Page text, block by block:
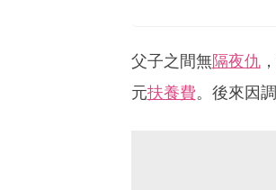
父子之間無隔夜仇
元扶養費。後來因